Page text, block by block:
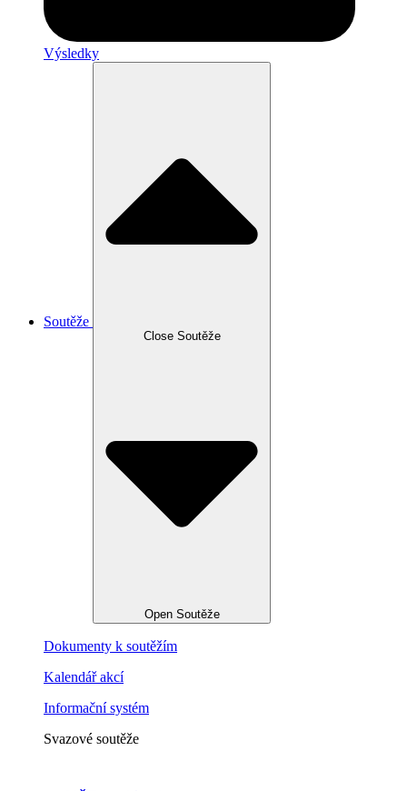
Výsledky
Soutěže
Close Soutěže
Open Soutěže
Dokumenty k soutěžím
Kalendář akcí
Informační systém
Svazové soutěže